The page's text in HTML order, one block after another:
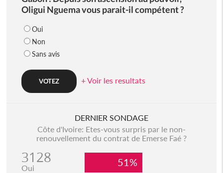
Oligui Nguema vous parait-il compétent ?
Oui
Non
Sans avis
+ Voir les resultats
DERNIER SONDAGE
Côte d'Ivoire: Etes-vous surpris par le non-
renouvellement du contrat de Emerse Faé ?
3128
Oui 51%